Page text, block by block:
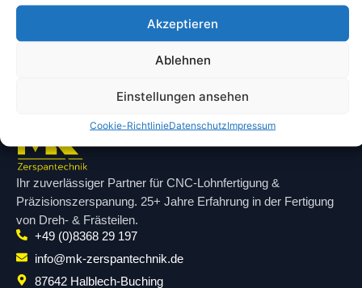
Akzeptieren
Ablehnen
Einstellungen ansehen
Cookie-RichtlinieDatenschutzImpressum
Ihr zuverlässiger Partner für CNC-Lohnfertigung &
Präzisionszerspanung. 25+ Jahre Erfahrung in der Fertigung
von Dreh- & Frästeilen.
+49 (0)8368 29 197
info@mk-zerspantechnik.de
87642 Halblech-Buching